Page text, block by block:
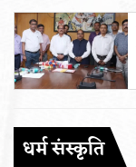
धर्म संस्कृति